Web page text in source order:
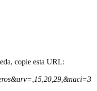
copie esta URL: